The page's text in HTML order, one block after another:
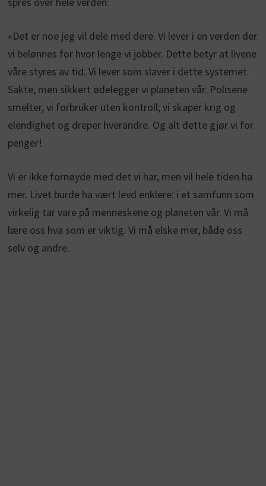
«Det er noe jeg vil dele med dere. Vi lever i en verden der
vi belønnes for hvor lenge vi jobber. Dette betyr at livene
våre styres av tid. Vi lever som slaver i dette systemet.
Sakte, men sikkert ødelegger vi planeten vår. Polisene
smelter, vi forbruker uten kontroll; vi skaper krig og
elendighet og dreper hverandre. Og alt dette gjør vi for
penger!
Vi er ikke fornøyde med det vi har, men vil hele tiden ha
mer. Livet burde ha vært levd enklere: i et samfunn som
virkelig tar vare på menneskene og planeten vår. Vi må
lære oss hva som er viktig. Vi må elske mer, både oss
selv og andre.